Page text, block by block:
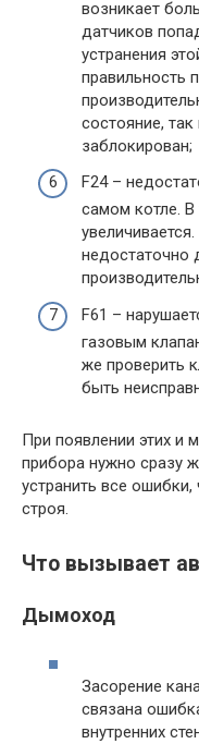
возникает
датчиков
устранения
правильность
состояние,
заблокирован;
F24 –
самом котле. В
недостаточно
F61 –
газовым
же проверить
быть
При появлении этих и
прибора нужно сразу
устранить все
строя.
Что вызывает
Дымоход
Засорение
связана
внутренних